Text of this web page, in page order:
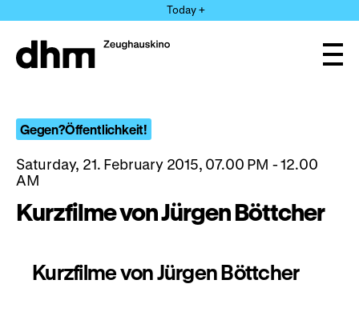
directly
the
Today +
Gegen?Öffentlichkeit!
Saturday, 21. February 2015, 07.00 PM - 12.00
AM
Kurzfilme von Jürgen Böttcher
Kurzfilme von Jürgen Böttcher